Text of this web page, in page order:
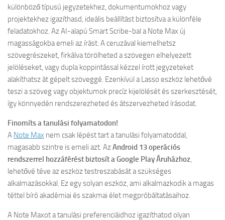
különböző típusú jegyzetekhez, dokumentumokhoz vagy
projektekhez igazíthasd, ideális beállítást biztosítva a különféle
feladatokhoz. Az AI-alapú Smart Scribe-bal a Note Max új
magasságokba emeli az írást. A ceruzával kiemelhetsz
szövegrészeket, firkálva törölheted a szövegen elhelyezett
jelöléseket, vagy dupla koppintással kézzel írott jegyzeteket
alakíthatsz át gépelt szöveggé. Ezenkívül a Lasso eszköz lehetővé
teszi a szöveg vagy objektumok precíz kijelölését és szerkesztését,
így könnyedén rendszerezheted és átszervezheted írásodat.
Finomíts a tanulási folyamatodon!
A Note Max nem csak lépést tart a tanulási folyamatoddal,
magasabb szintre is emeli azt. AzAndroid 13 operációs
rendszerrel hozzáférést biztosít a Google Play Áruházhoz,
lehetővé téve az eszköz testreszabását a szükséges
alkalmazásokkal. Ez egy solyan eszköz, ami alkalmazkodik a magas
téttel bíró akadémiai és szakmai élet megpróbáltatásaihoz.
A Note Maxot a tanulási preferenciáidhoz igazíthatod olyan